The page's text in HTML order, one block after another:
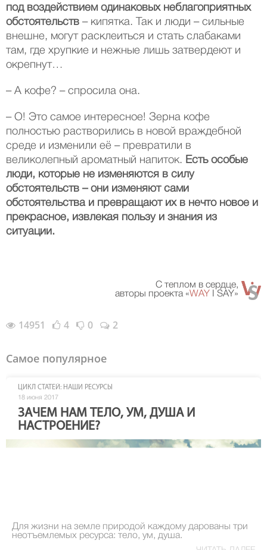
под воздействием одинаковых неблагоприятных
обстоятельств – кипятка. Так и люди – сильные
внешне, могут расклеиться и стать слабаками
там, где хрупкие и нежные лишь затвердеют и
окрепнут…
– А кофе? – спросила она.
– О! Это самое интересное! Зерна кофе
полностью растворились в новой враждебной
среде и изменили её – превратили в
великолепный ароматный напиток. Есть особые
люди, которые не изменяются в силу
обстоятельств – они изменяют сами
обстоятельства и превращают их в нечто новое и
прекрасное, извлекая пользу и знания из
ситуации.
С теплом в сердце,
авторы проекта «WAY I SAY»
14951 4 0 2
Самое популярное
ЦИКЛ СТАТЕЙ: НАШИ РЕСУРСЫ
18 июня 2017
ЗАЧЕМ НАМ ТЕЛО, УМ, ДУША И
НАСТРОЕНИЕ?
Для жизни на земле природой каждому дарованы три
неотъемлемых ресурса: тело, ум, душа.